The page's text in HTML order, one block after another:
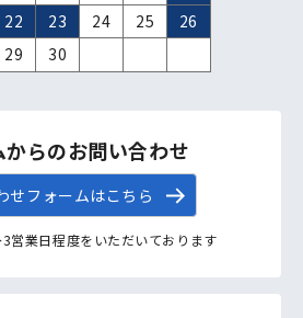
22 23 24 25
26
29 30
からのお問い合わせ
せフォームはこちら
営業日程度をいただいております